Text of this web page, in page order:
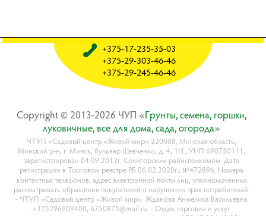
Copyright © 2013-2026 ЧУП «Гpyнты, ceмeнa, гopшки,
лyкoвичныe, вce для дoмa, caдa, oгopoдa»
ЧТУП «Садовый центр «Живой мир» 220068, Минская область,
Минский р-н, г. Минск, бульвар Шевченко, д. 4, 1Н., УНП 690750111,
зарегистрирован 04.09.2012г. Солигорским райисполкомом. Дата
регистрации в Торговом реестре РБ 06.02.2020г., №472896. Номера
контактных телефонов, адрес электронной почты лиц, уполномоченных
рассматривать обращения покупателей о нарушении прав потребителей:
- ЧТУП «Садовый центр «Живой мир»: Жданова Анжелика Васильевна
+375296909400, 6750875@mail.ru. - Отдел торговли и услуг
+375-17-235-35-03
+375-29-303-46-46
+375-29-245-46-46